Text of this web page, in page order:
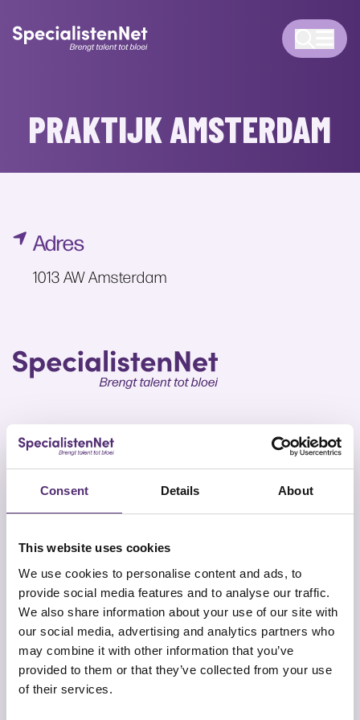
Consent Details About
This website uses cookies
We use cookies to personalise content and ads, to
provide social media features and to analyse our traffic.
We also share information about your use of our site with
our social media, advertising and analytics partners who
may combine it with other information that you’ve
provided to them or that they’ve collected from your use
of their services.
PRAKTIJK AMSTERDAM
Adres
1013 AW Amsterdam
SpecialistenNet biedt voor elk doel psychische hulp
en coaching. Met specialisten in heel Nederland en
tot bloei.
Snel naar
Onze aanpak
Contact
SpecialistenNet Psychologie